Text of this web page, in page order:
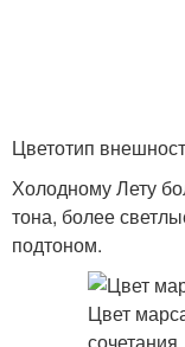
Цветотип
Холодному Лету
тона, более
подтоном.